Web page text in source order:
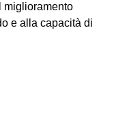
miglioramento
e alla capacità di